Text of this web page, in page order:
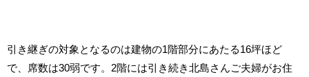
引き継ぎの対象となるのは建物の1階部分にあたる16坪ほど
で、席数は30弱です。2階には引き続き北島さんご夫婦がお住